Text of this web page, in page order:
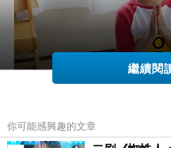
繼續閱
你可能感興趣的文章